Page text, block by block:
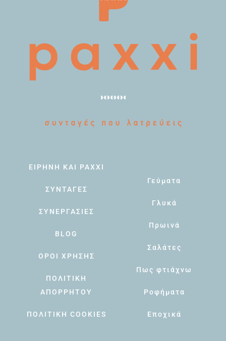
ΕΙΡΗΝΗ ΚΑΙ PAXXI
ΣΥΝΤΑΓΕΣ
ΣΥΝΕΡΓΑΣΙΕΣ
BLOG
ΟΡΟΙ ΧΡΗΣΗΣ
ΠΟΛΙΤΙΚΗ
ΑΠΟΡΡΗΤΟΥ
ΠΟΛΙΤΙΚΗ COOKIES
Γεύματα
Γλυκά
Πρωινά
Σαλάτες
Πως φτιάχνω
Ροφήματα
Εποχικά